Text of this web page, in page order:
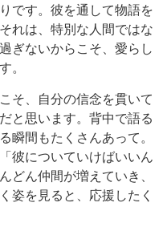
です。彼を通して物語を
れは、特別な人間ではな
ぎないからこそ、愛らし
。
そ、自分の信念を貫いて
と思います。背中で語る
瞬間もたくさんあって。
彼についていけばいいん
どん仲間が増えていき、
姿を見ると、応援したく